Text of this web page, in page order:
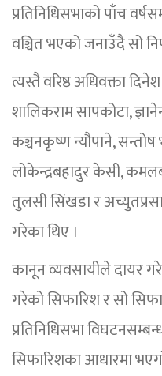
प्रतिनिधिसभाको पाँच
वञ्चित भएको जनाउँदै सो
त्यस्तै वरिष्ठ अधिवक्ता
शालिकराम सापकोटा,
कञ्चनकृष्ण न्यौपाने, सन्तोष
लोकेन्द्रबहादुर केसी,
तुलसी सिंखडा र
गरेका थिए ।
कानून व्यवसायीले दायर
गरेको सिफारिश र सो
प्रतिनिधिसभा
सिफारिशका आधारमा